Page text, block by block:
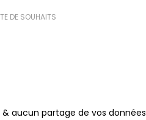
DE SOUHAITS
aucun partage de vos données